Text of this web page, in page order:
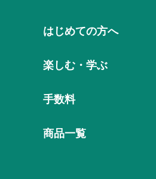
はじめての方へ
楽しむ・学ぶ
手数料
商品一覧